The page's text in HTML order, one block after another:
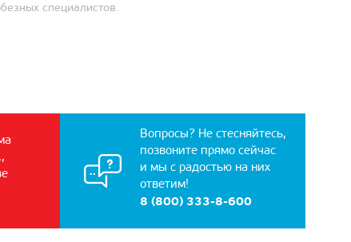
специалистов.
Вопросы? Не стесняйтесь,
позвоните прямо сейчас
и мы с радостью на них
ответим!
8 (800) 333-8-600